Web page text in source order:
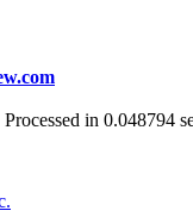
Processed in 0.048794